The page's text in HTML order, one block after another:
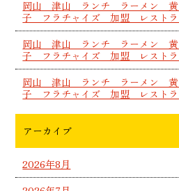
岡山 津山 ランチ ラーメン
子 フラチャイズ 加盟 レストラ
岡山 津山 ランチ ラーメン
子 フラチャイズ 加盟 レストラ
岡山 津山 ランチ ラーメン
子 フラチャイズ 加盟 レストラ
アーカイブ
2026年8月